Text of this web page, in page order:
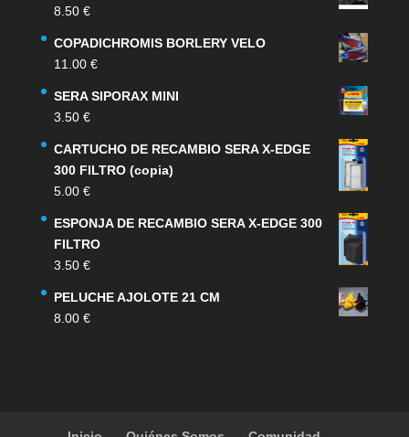
8.50 €
COPADICHROMIS BORLERY VELO
11.00 €
SERA SIPORAX MINI
3.50 €
CARTUCHO DE RECAMBIO SERA X-EDGE
300 FILTRO (copia)
5.00 €
ESPONJA DE RECAMBIO SERA X-EDGE 300
FILTRO
3.50 €
PELUCHE AJOLOTE 21 CM
8.00 €